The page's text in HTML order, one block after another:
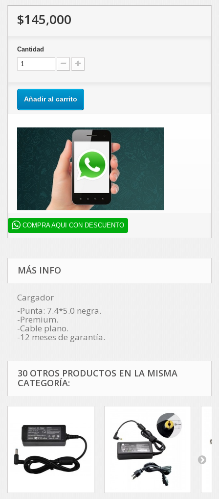
$145,000
Cantidad
Añadir al carrito
COMPRA AQUI CON DESCUENTO
MÁS INFO
Cargador
-Punta: 7.4*5.0 negra.
-Premium.
-Cable plano.
-12 meses de garantía.
30 OTROS PRODUCTOS EN LA MISMA
CATEGORÍA: